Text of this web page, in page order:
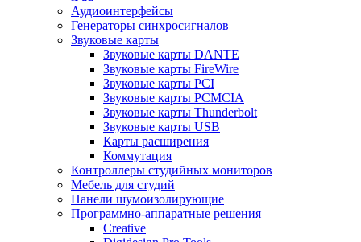
Аудиоинтерфейсы
Генераторы синхросигналов
Звуковые карты
Звуковые карты DANTE
Звуковые карты FireWire
Звуковые карты PCI
Звуковые карты PCMCIA
Звуковые карты Thunderbolt
Звуковые карты USB
Карты расширения
Коммутация
Контроллеры студийных мониторов
Мебель для студий
Панели шумоизолирующие
Программно-аппаратные решения
Creative